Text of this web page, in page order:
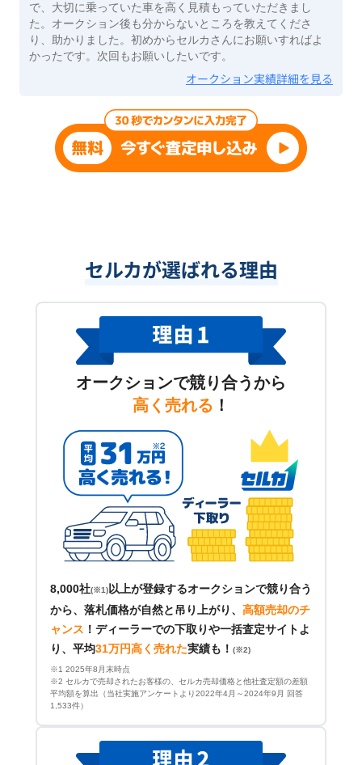
で、大切に乗っていた車を高く見積もっていただきまし
た。オークション後も分からないところを教えてくださ
り、助かりました。初めからセルカさんにお願いすればよ
かったです。次回もお願いしたいです。
オークション実績詳細を見る
セルカが選ばれる理由
オークションで競り合うから
高く売れる ！
8,000社(※1)以上が登録するオークションで競り合う
から、落札価格が自然と吊り上がり、 高額売却のチ
ャンス ！ ディーラーでの下取りや一括査定サイトよ
り、平均31万円高く売れた実績も！ (※2)
※1 2025年8月末時点
※2 セルカで売却されたお客様の、セルカ売却価格と他社査定額の差額
平均額を算出（当社実施アンケートより2022年4月～2024年9月 回答
1,533件）